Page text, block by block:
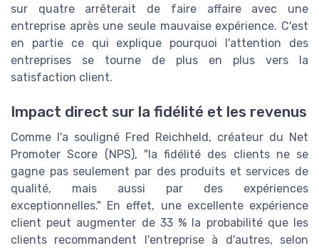
sur quatre arrêterait de faire affaire avec une
entreprise après une seule mauvaise expérience. C'est
en partie ce qui explique pourquoi l'attention des
entreprises se tourne de plus en plus vers la
satisfaction client.
Impact direct sur la fidélité et les revenus
Comme l'a souligné Fred Reichheld, créateur du Net
Promoter Score (NPS), "la fidélité des clients ne se
gagne pas seulement par des produits et services de
qualité, mais aussi par des expériences
exceptionnelles." En effet, une excellente expérience
client peut augmenter de 33 % la probabilité que les
clients recommandent l'entreprise à d'autres, selon